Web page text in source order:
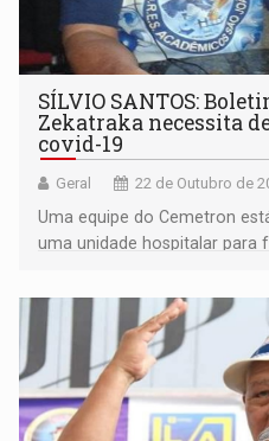
SÍLVIO SANTOS:
Zekatraka necessita
covid-19
Geral 22 de Outubro de
Uma equipe do Cemetron
uma unidade hospitalar para